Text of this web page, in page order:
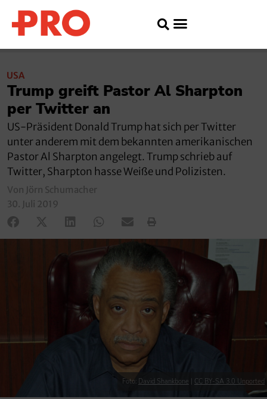
USA
Trump greift Pastor Al Sharpton
per Twitter an
US-Präsident Donald Trump hat sich per Twitter
unter anderem mit dem bekannten amerikanischen
Pastor Al Sharpton angelegt. Trump schrieb auf
Twitter, Sharpton hasse Weiße und Polizisten.
Von Jörn Schumacher
30. Juli 2019
Foto: David Shankbone CC BY-SA 3.0 Unported